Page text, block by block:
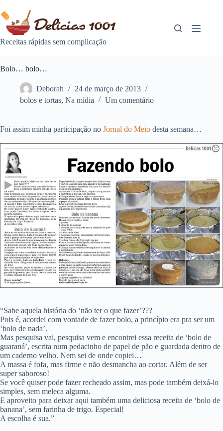
para
conteúdo
Receitas rápidas sem complicação
Bolo… bolo…
Deborah
24 de março de 2013
bolos e tortas, Na mídia Um comentário
Foi assim minha participação no Jornal do Meio desta semana…
“Sabe aquela história do ‘não ter o que fazer’???
Pois é, acordei com vontade de fazer bolo, a princípio era pra ser um
‘bolo de nada’.
Mas pesquisa vai, pesquisa vem e encontrei essa receita de ‘bolo de
guaraná’, escrita num pedacinho de papel de pão e guardada dentro de
um caderno velho. Nem sei de onde copiei…
A massa é fofa, mas firme e não desmancha ao cortar. Além de ser
super saboroso!
Se você quiser pode fazer recheado assim, mas pode também deixá-lo
simples, sem meleca alguma.
E aproveito para deixar aqui também uma deliciosa receita de ‘bolo de
banana’, sem farinha de trigo. Especial!
A escolha é sua.”